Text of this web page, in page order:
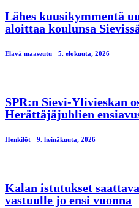
Lähes kuusikymmentä
aloittaa koulunsa
Elävä maaseutu 5. elokuuta, 2026
SPR:n Sievi-Ylivieskan
Herättäjäjuhlien
Henkilöt 9. heinäkuuta, 2026
Kalan istutukset
vastuulle jo ensi vuonna